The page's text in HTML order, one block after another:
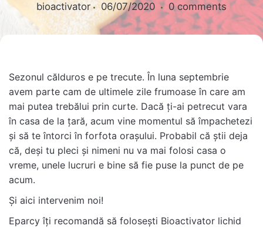
bioactivator 06/07/2020 0 comments
Sezonul călduros e pe trecute. În luna septembrie
avem parte cam de ultimele zile frumoase în care am
mai putea trebălui prin curte. Dacă ți-ai petrecut vara
în casa de la țară, acum vine momentul să împachetezi
și să te întorci în forfota orașului. Probabil că știi deja
că, deși tu pleci și nimeni nu va mai folosi casa o
vreme, unele lucruri e bine să fie puse la punct de pe
acum.
Și aici intervenim noi!
Eparcy îți recomandă să folosești Bioactivator lichid